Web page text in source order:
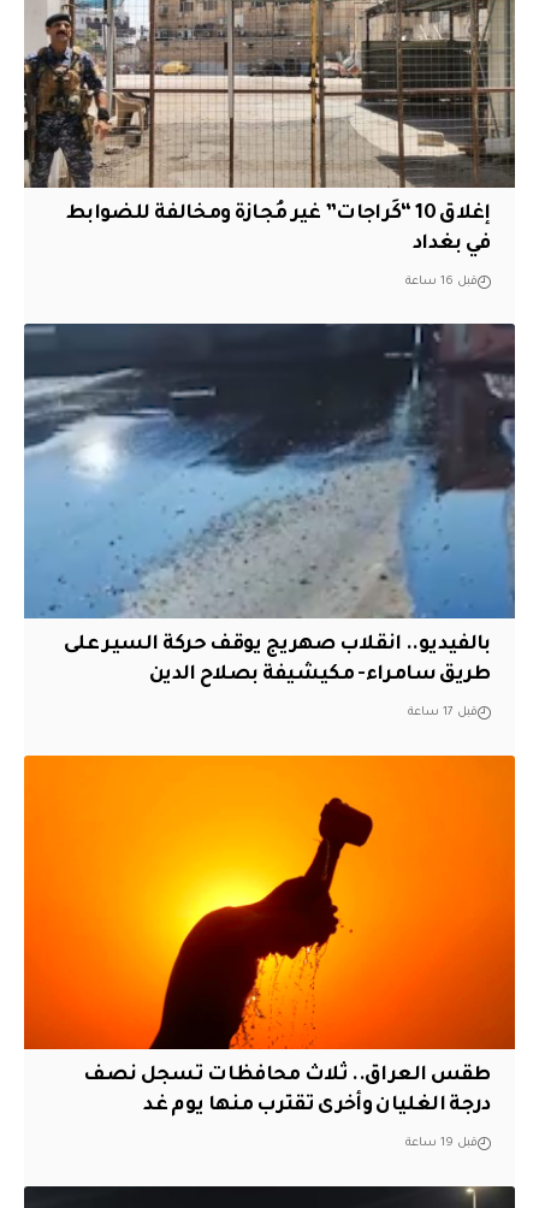
إغلاق 10 “كَراجات” غير مُجازة ومخالفة للضوابط
في بغداد
قبل 16 ساعة
بالفيديو.. انقلاب صهريج يوقف حركة السير على
طريق سامراء- مكيشيفة بصلاح الدين
قبل 17 ساعة
طقس العراق.. ثلاث محافظات تسجل نصف
درجة الغليان وأخرى تقترب منها يوم غد
قبل 19 ساعة